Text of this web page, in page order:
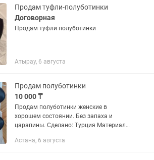
от...
Продам туфли-полуботинки
Договорная
Продам туфли полуботинки
Атырау, 6 августа
Продам полуботинки
10 000 ₸
Продам полуботинки женские в
хорошем состоянии. Без запаха и
царапины. Сделано: Турция Материал
подкладки: кожа Сезон: весна - лета
Астана, 6 августа